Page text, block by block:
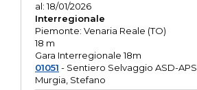
al: 18/01/2026
Interregionale
Piemonte: Venaria Reale (TO)
18 m
Gara Interregionale 18m
01051 - Sentiero Selvaggio ASD-APS
Murgia, Stefano